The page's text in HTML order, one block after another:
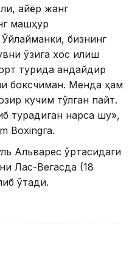
айёр жанг
машҳур
бизнинг
ўзига хос қилиш
турида қандайдир
боксчиман. Менда ҳам
кучим тўлган пайт.
турадиган нарса шу»,
Boxingга.
Альварес ўртасидаги
Лас-Вегасда (18
ўтади.